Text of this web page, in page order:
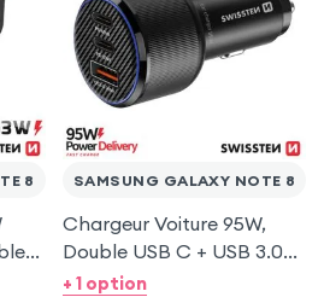
8 SAMSUNG GALAXY NOTE 8
Chargeur Voiture 95W,
Double USB C + USB 3.0
pour Samsung Galaxy
+ 1 option